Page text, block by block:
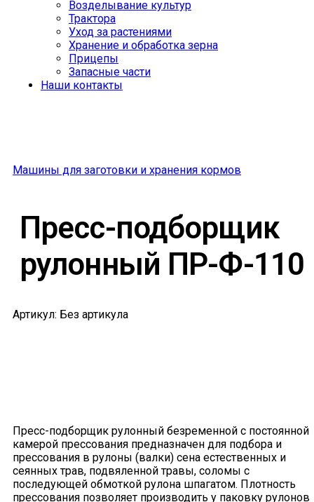
Возделывание культур
Трактора
Уход за растениями
Хранение и обработка зерна
Прицепы
Запасные части
Наши контакты
Машины для заготовки и хранения кормов
Пресс-подборщик
рулонный ПР-Ф-110
Артикул: Без артикула
Пресс-подборщик рулонный безременной с постоянной
камерой прессования предназначен для подбора и
прессования в рулоны (валки) сена естественных и
сеянных трав, подвяленной травы, соломы с
последующей обмоткой рулона шпагатом. Плотность
прессования позволяет производить у паковку рулонов